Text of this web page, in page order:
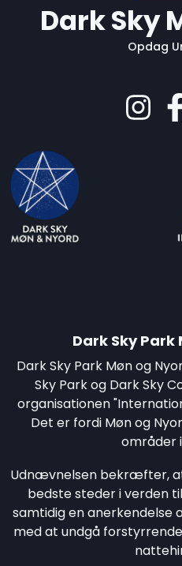
Dark Sky
Opdag
Dark Sky Park
Dark Sky Park Møn og
Sky Park og Dark Sky
organisationen
Det er fordi Møn og
områder
Udnævnelsen bekræfter,
bedste steder i verden
samtidig en anerkendelse
med at undgå